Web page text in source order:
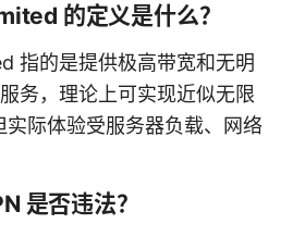
的定义是什么？
指的是提供极高带宽和无明
务，理论上可实现近似无限
实际体验受服务器负载、网络
是否违法？